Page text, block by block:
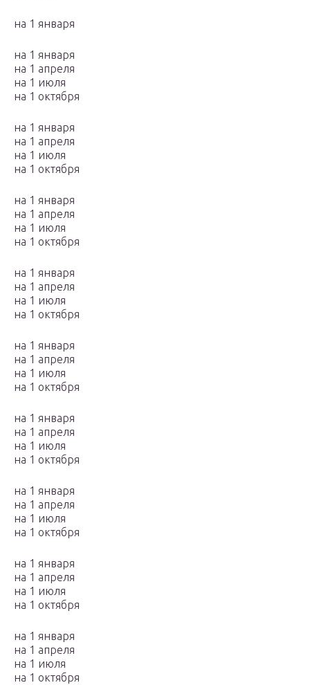
на 1 января
на 1 января
на 1 апреля
на 1 июля
на 1 октября
на 1 января
на 1 апреля
на 1 июля
на 1 октября
на 1 января
на 1 апреля
на 1 июля
на 1 октября
на 1 января
на 1 апреля
на 1 июля
на 1 октября
на 1 января
на 1 апреля
на 1 июля
на 1 октября
на 1 января
на 1 апреля
на 1 июля
на 1 октября
на 1 января
на 1 апреля
на 1 июля
на 1 октября
на 1 января
на 1 апреля
на 1 июля
на 1 октября
на 1 января
на 1 апреля
на 1 июля
на 1 октября